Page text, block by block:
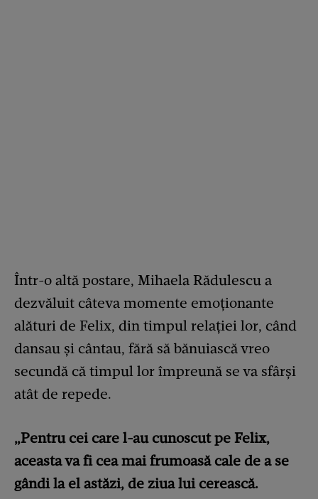
Într-o altă postare, Mihaela Rădulescu a
dezvăluit câteva momente emoționante
alături de Felix, din timpul relației lor, când
dansau și cântau, fără să bănuiască vreo
secundă că timpul lor împreună se va sfârși
atât de repede.
„Pentru cei care l-au cunoscut pe Felix,
aceasta va fi cea mai frumoasă cale de a se
gândi la el astăzi, de ziua lui cerească.